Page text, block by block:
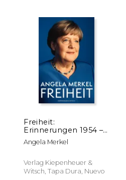
6%
dcto.
Freiheit:
Erinnerungen 1954 –
2021 (en Alemán)
Angela Merkel
Verlag Kiepenheuer &
Witsch, Tapa Dura, Nuevo